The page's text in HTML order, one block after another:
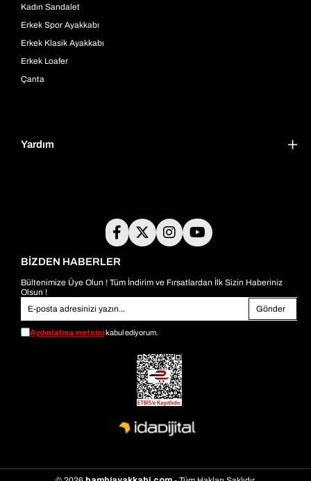
Kadın Sandalet
Erkek Spor Ayakkabı
Erkek Klasik Ayakkabı
Erkek Loafer
Çanta
Yardım
BİZDEN HABERLER
Bültenimize Üye Olun ! Tüm İndirim ve Fırsatlardan İlk Sizin Haberiniz
Olsun !
Gönder
Aydınlatma metninikabul ediyorum.